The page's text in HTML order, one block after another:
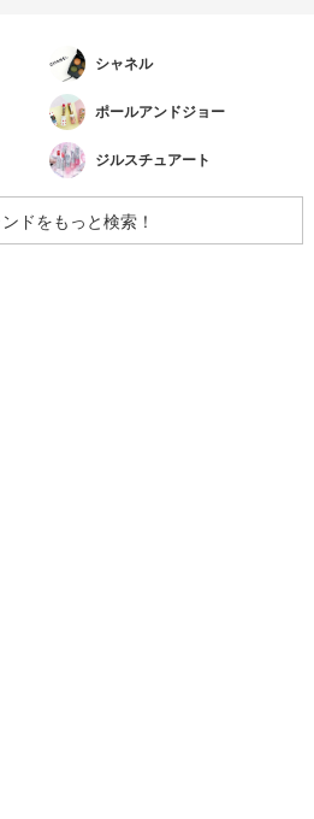
シャネル
ポールアンドジョー
ジルスチュアート
ドをもっと検索！